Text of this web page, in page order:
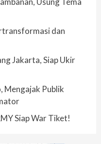
dan
Jakarta, Siap Ukir
Mengajak Publik
Siap War Tiket!